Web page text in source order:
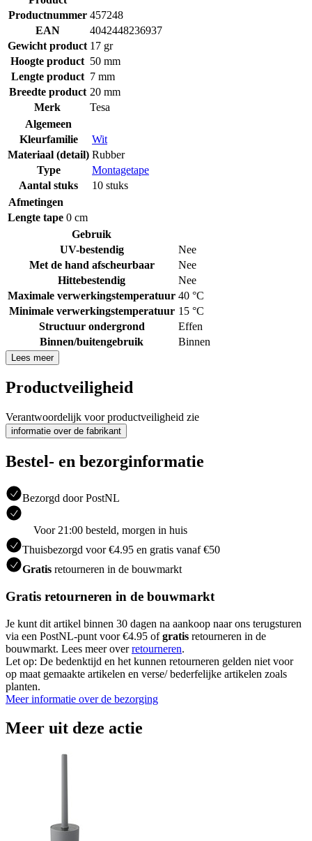
Productnummer 457248
EAN
4042448236937
Gewicht product 17 gr
Hoogte product 50 mm
Lengte product 7 mm
Breedte product 20 mm
Merk
Tesa
Algemeen
Kleurfamilie
Wit
Materiaal (detail) Rubber
Type
Montagetape
Aantal stuks
10 stuks
Afmetingen
Lengte tape 0 cm
Gebruik
UV-bestendig
Nee
Met de hand afscheurbaar
Nee
Hittebestendig
Nee
Maximale verwerkingstemperatuur 40 °C
Minimale verwerkingstemperatuur 15 °C
Structuur ondergrond
Effen
Binnen/buitengebruik
Binnen
Lees meer
Productveiligheid
Verantwoordelijk voor productveiligheid zie
informatie over de fabrikant
Bestel- en bezorginformatie
Bezorgd door PostNL
Voor 21:00 besteld, morgen in huis
Thuisbezorgd voor €4.95 en gratis vanaf €50
Gratis retourneren in de bouwmarkt
Gratis retourneren in de bouwmarkt
Je kunt dit artikel binnen 30 dagen na aankoop naar ons terugsturen
via een PostNL-punt voor €4.95 ofgratis retourneren in de
bouwmarkt. Lees meer overretourneren.
Let op: De bedenktijd en het kunnen retourneren gelden niet voor
op maat gemaakte artikelen en verse/ bederfelijke artikelen zoals
planten.
Meer informatie over de bezorging
Meer uit deze actie